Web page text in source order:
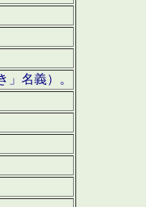
名義）。